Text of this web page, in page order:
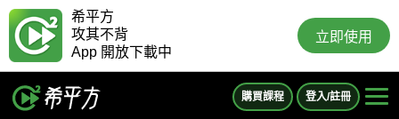
希平方
攻其不背
App 開放下載中
立即使用
購買課程 登入/註冊